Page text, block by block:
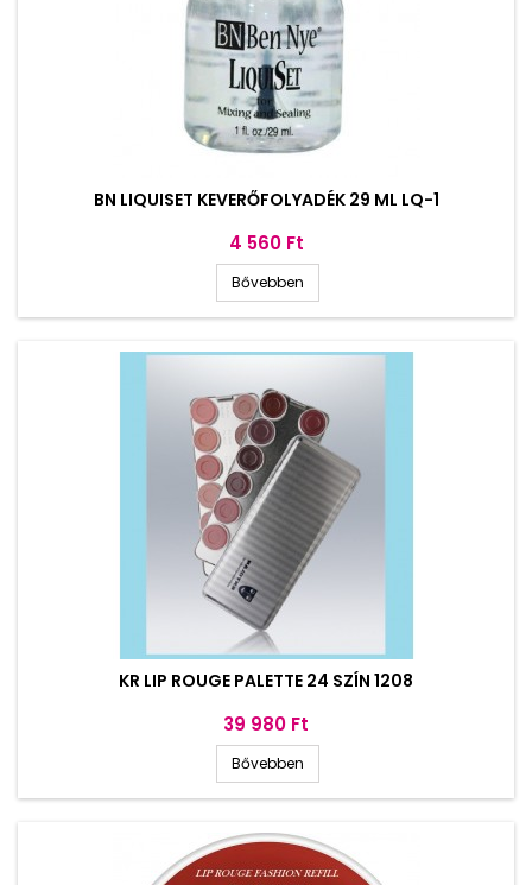
BN LIQUISET KEVERŐFOLYADÉK 29 ML LQ-1
Ár
4 560 Ft
Bővebben
KR LIP ROUGE PALETTE 24 SZÍN 1208
Ár
39 980 Ft
Bővebben